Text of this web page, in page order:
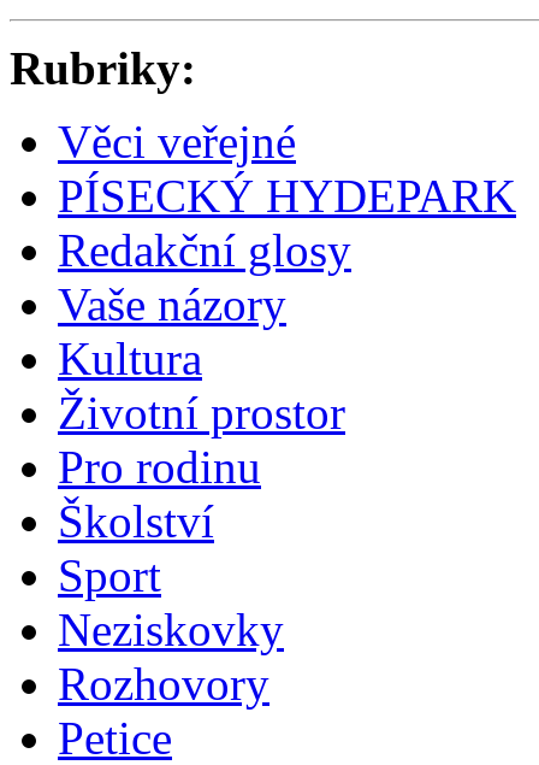
Rubriky:
Věci veřejné
PÍSECKÝ HYDEPARK
Redakční glosy
Vaše názory
Kultura
Životní prostor
Pro rodinu
Školství
Sport
Neziskovky
Rozhovory
Petice